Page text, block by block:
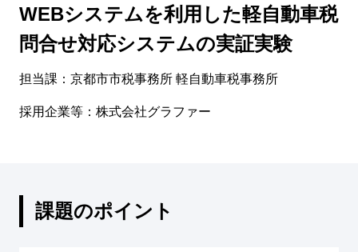
WEBシステムを利用した軽自動車税
問合せ対応システムの実証実験
担当課：京都市市税事務所 軽自動車税事務所
採用企業等：株式会社グラファー
課題のポイント